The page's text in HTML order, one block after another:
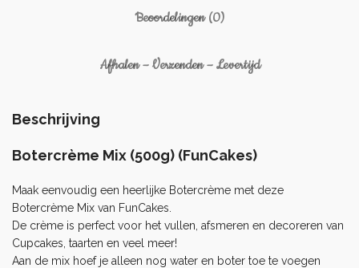
Beoordelingen (0)
Afhalen – Verzenden – Levertijd
Beschrijving
Botercrème Mix (500g) (FunCakes)
Maak eenvoudig een heerlijke Botercrème met deze
Botercrème Mix van FunCakes.
De crème is perfect voor het vullen, afsmeren en decoreren van
Cupcakes , taarten en veel meer!
Aan de mix hoef je alleen nog water en boter toe te voegen